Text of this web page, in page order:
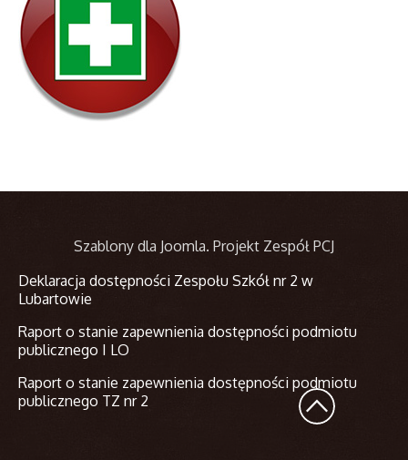
Szablony dla Joomla. Projekt Zespół PCJ
Deklaracja dostępności Zespołu Szkół nr 2 w
Lubartowie
Raport o stanie zapewnienia dostępności podmiotu
publicznego I LO
Raport o stanie zapewnienia dostępności podmiotu
publicznego TZ nr 2